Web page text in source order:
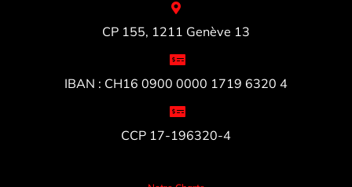
CP 155, 1211 Genève 13
IBAN : CH16 0900 0000 1719 6320 4
CCP 17-196320-4